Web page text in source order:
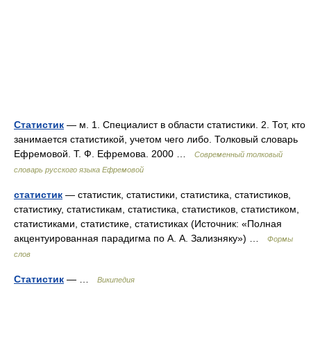
Статистик — м. 1. Специалист в области статистики. 2. Тот, кто
занимается статистикой, учетом чего либо. Толковый словарь
Ефремовой. Т. Ф. Ефремова. 2000 …
Современный толковый
словарь русского языка Ефремовой
статистик — статистик, статистики, статистика, статистиков,
статистику, статистикам, статистика, статистиков, статистиком,
статистиками, статистике, статистиках (Источник: «Полная
акцентуированная парадигма по А. А. Зализняку») …
Формы
слов
Статистик — … Википедия